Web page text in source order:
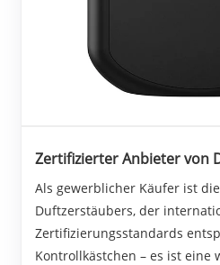
Zertifizierter Anbieter von
Als gewerblicher Käufer ist
Duftzerstäubers, der
Zertifizierungsstandards
Kontrollkästchen – es ist eine